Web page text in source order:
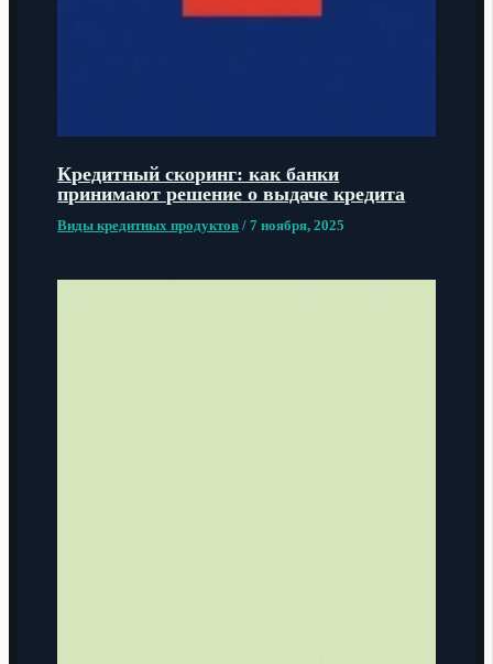
Кредитный скоринг: как банки
принимают решение о выдаче кредита
Виды кредитных продуктов /7 ноября, 2025